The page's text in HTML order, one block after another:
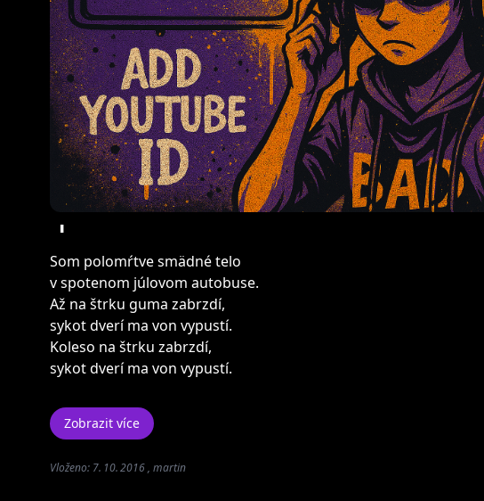
+
Som polomŕtve smädné telo
v spotenom júlovom autobuse.
Až na štrku guma zabrzdí,
sykot dverí ma von vypustí.
Koleso na štrku zabrzdí,
sykot dverí ma von vypustí.
Zobrazit více
Vloženo: 7. 10. 2016 , martin